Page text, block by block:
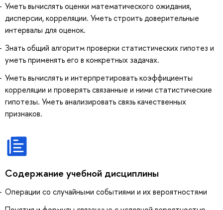
Уметь вычислять оценки математического ожидания,
дисперсии, корреляции. Уметь строить доверительные
интервалы для оценок.
Знать общий алгоритм проверки статистических гипотез и
уметь применять его в конкретных задачах.
Уметь вычислять и интерпретировать коэффициенты
корреляции и проверять связанные и ними статистические
гипотезы. Уметь анализировать связь качественных
признаков.
Содержание учебной дисциплины
Операции со случайными событиями и их вероятностями